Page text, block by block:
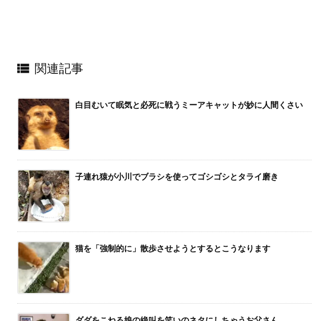
 関連記事
白目むいて眠気と必死に戦うミーアキャットが妙に人間くさい
子連れ猿が小川でブラシを使ってゴシゴシとタライ磨き
猫を「強制的に」散歩させようとするとこうなります